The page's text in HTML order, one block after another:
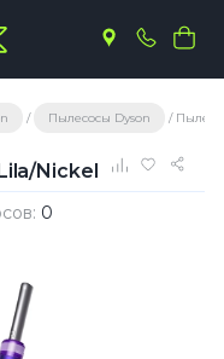
Пылесосы Dyson
Nickel
0